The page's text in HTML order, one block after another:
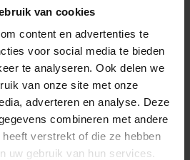
van cookies
content en advertenties te
voor social media te bieden
te analyseren. Ook delen we
van onze site met onze
adverteren en analyse. Deze
combineren met andere
verstrekt of die ze hebben
uw gebruik van hun services.
22-05-2026
1155 kg
5.3 l/100km
1200 kg
119 g/km